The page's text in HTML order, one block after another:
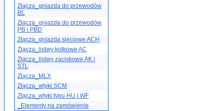
Złącza_gniazda do przewodów
BL
Złącza_gniazda do przewodów
PB i PBD
Złącza_gniazda sieciowe ACH
Złącza_listwy kołkowe AC
Złącza_listwy zaciskowe AK i
STL
Złącza_MLX
Złącza_wtyki SCM
Złącza_wtyki typu HU i WF
_Elementy na zamówienie